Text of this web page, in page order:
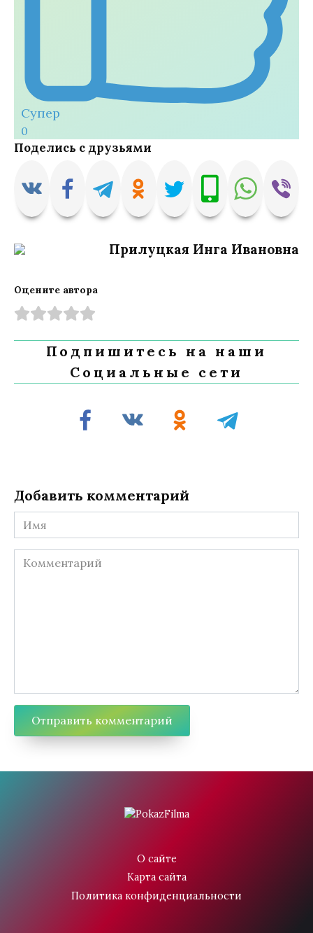
Супер
0
Поделись с друзьями
Прилуцкая Инга Ивановна
Оцените автора
Подпишитесь на наши
Социальные сети
Добавить комментарий
Имя
Комментарий
О сайте
Карта сайта
Политика конфиденциальности